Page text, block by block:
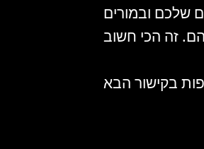
שלכם ובמורים